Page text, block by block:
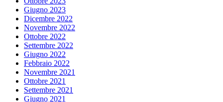
Giugno 2023
Dicembre 2022
Novembre 2022
Ottobre 2022
Settembre 2022
Giugno 2022
Febbraio 2022
Novembre 2021
Ottobre 2021
Settembre 2021
Giugno 2021